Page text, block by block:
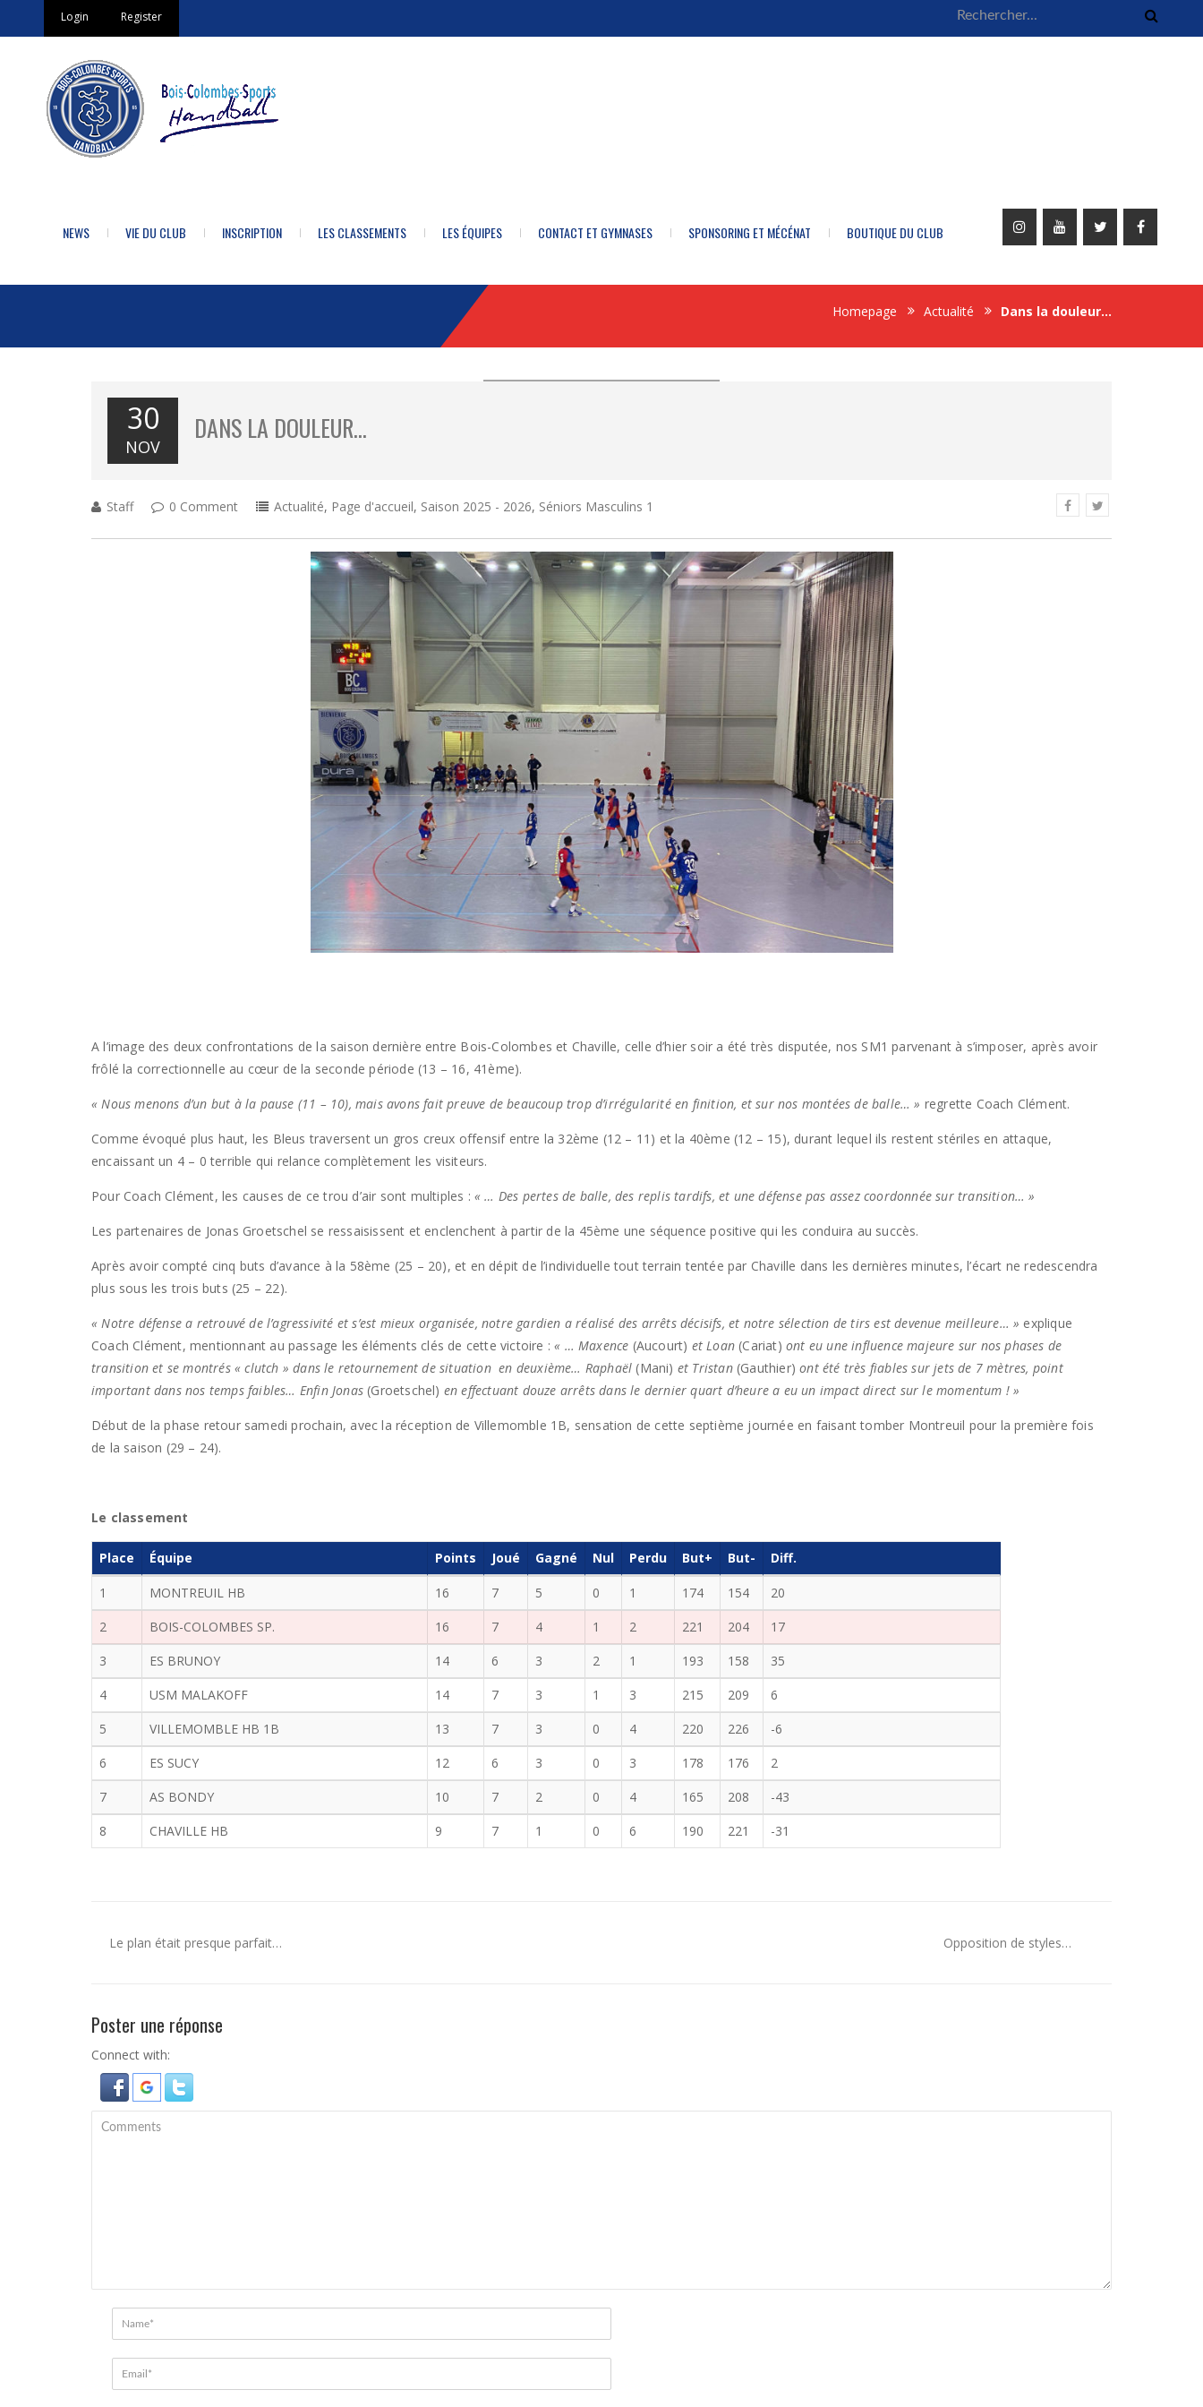
Login Register
NEWS VIE DU CLUB INSCRIPTION LES CLASSEMENTS LES ÉQUIPES CONTACT ET GYMNASES SPONSORING ET MÉCÉNAT BOUTIQUE DU CLUB
Homepage Actualité Dans la douleur…
30
NOV
DANS LA DOULEUR…
Staff 0 Comment Actualité, Page d'accueil, Saison 2025 - 2026, Séniors Masculins 1
A l’image des deux confrontations de la saison dernière entre Bois-Colombes et Chaville, celle d’hier soir a été très disputée, nos SM1 parvenant à s’imposer, après avoir
frôlé la correctionnelle au cœur de la seconde période (13 – 16, 41ème).
« Nous menons d’un but à la pause (11 – 10), mais avons fait preuve de beaucoup trop d’irrégularité en finition, et sur nos montées de balle… » regrette Coach Clément.
Comme évoqué plus haut, les Bleus traversent un gros creux offensif entre la 32ème (12 – 11) et la 40ème (12 – 15), durant lequel ils restent stériles en attaque,
encaissant un 4 – 0 terrible qui relance complètement les visiteurs.
Pour Coach Clément, les causes de ce trou d’air sont multiples : « … Des pertes de balle, des replis tardifs, et une défense pas assez coordonnée sur transition… »
Les partenaires de Jonas Groetschel se ressaisissent et enclenchent à partir de la 45ème une séquence positive qui les conduira au succès.
Après avoir compté cinq buts d’avance à la 58ème (25 – 20), et en dépit de l’individuelle tout terrain tentée par Chaville dans les dernières minutes, l’écart ne redescendra
plus sous les trois buts (25 – 22).
« Notre défense a retrouvé de l’agressivité et s’est mieux organisée, notre gardien a réalisé des arrêts décisifs, et notre sélection de tirs est devenue meilleure… » explique
Coach Clément, mentionnant au passage les éléments clés de cette victoire :« … Maxence (Aucourt) et Loan (Cariat)ont eu une influence majeure sur nos phases de
transition et se montrés « clutch » dans le retournement de situation en deuxième… Raphaël (Mani) et Tristan(Gauthier)ont été très fiables sur jets de 7 mètres, point
important dans nos temps faibles… Enfin Jonas (Groetschel) en effectuant douze arrêts dans le dernier quart d’heure a eu un impact direct sur le momentum ! »
Début de la phase retour samedi prochain, avec la réception de Villemomble 1B, sensation de cette septième journée en faisant tomber Montreuil pour la première fois
de la saison (29 – 24).
Le classement
Place Équipe Points Joué Gagné Nul Perdu But+ But- Diff.
1 MONTREUIL HB 16 7 5 0 1 174 154
20
2
BOIS-COLOMBES SP. 16 7 4 1 2 221 204
17
3
ES BRUNOY 14 6 3 2 1 193 158
35
4
USM MALAKOFF 14 7 3 1 3 215 209
6
5
VILLEMOMBLE HB 1B 13 7 3 0 4 220 226
-6
6
ES SUCY 12 6 3 0 3 178 176
2
7
AS BONDY 10 7 2 0 4 165 208
-43
8
CHAVILLE HB 9 7 1 0 6 190 221 -31
Le plan était presque parfait… Opposition de styles…
Poster une réponse
Connect with: